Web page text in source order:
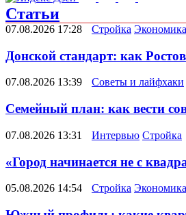
Статьи
07.08.2026 17:28 Стройка Экономика
Донской стандарт: как
07.08.2026 13:39 Советы и лайфхаки
Семейный план: как вести
07.08.2026 13:31 Интервью Стройка
«Город начинается не с
05.08.2026 14:54 Стройка Экономика